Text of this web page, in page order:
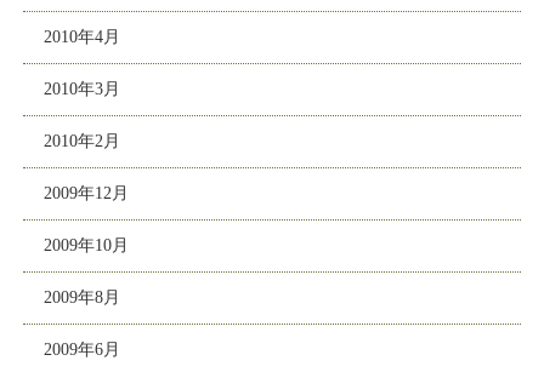
2010年4月
2010年3月
2010年2月
2009年12月
2009年10月
2009年8月
2009年6月